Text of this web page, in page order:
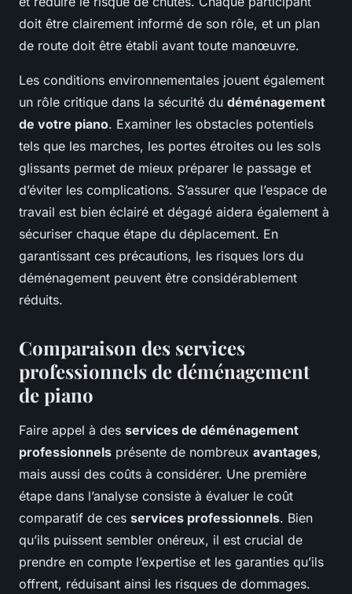
doit être clairement informé de son rôle, et un plan
de route doit être établi avant toute manœuvre.
Les conditions environnementales jouent également
un rôle critique dans la sécurité du déménagement
de votre piano. Examiner les obstacles potentiels
tels que les marches, les portes étroites ou les sols
glissants permet de mieux préparer le passage et
d’éviter les complications. S’assurer que l’espace de
travail est bien éclairé et dégagé aidera également à
sécuriser chaque étape du déplacement. En
garantissant ces précautions, les risques lors du
déménagement peuvent être considérablement
réduits.
Comparaison des services
professionnels de déménagement
de piano
Faire appel à des services de déménagement
professionnels présente de nombreux avantages,
mais aussi des coûts à considérer. Une première
étape dans l’analyse consiste à évaluer le coût
comparatif de ces services professionnels. Bien
qu’ils puissent sembler onéreux, il est crucial de
prendre en compte l’expertise et les garanties qu’ils
offrent, réduisant ainsi les risques de dommages.